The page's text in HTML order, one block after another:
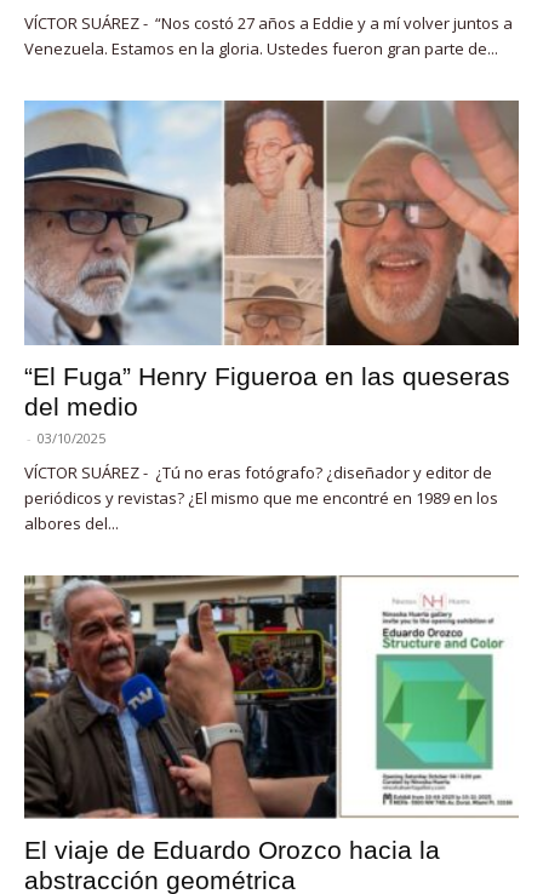
VÍCTOR SUÁREZ - “Nos costó 27 años a Eddie y a mí volver juntos a
Venezuela. Estamos en la gloria. Ustedes fueron gran parte de...
“El Fuga” Henry Figueroa en las queseras
del medio
- 03/10/2025
VÍCTOR SUÁREZ - ¿Tú no eras fotógrafo? ¿diseñador y editor de
periódicos y revistas? ¿El mismo que me encontré en 1989 en los
albores del...
El viaje de Eduardo Orozco hacia la
abstracción geométrica